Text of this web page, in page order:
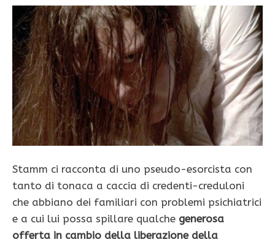
Stamm ci racconta di uno pseudo-esorcista con
tanto di tonaca a caccia di credenti-creduloni
che abbiano dei familiari con problemi psichiatrici
e a cui lui possa spillare qualche generosa
offerta in cambio della liberazione della